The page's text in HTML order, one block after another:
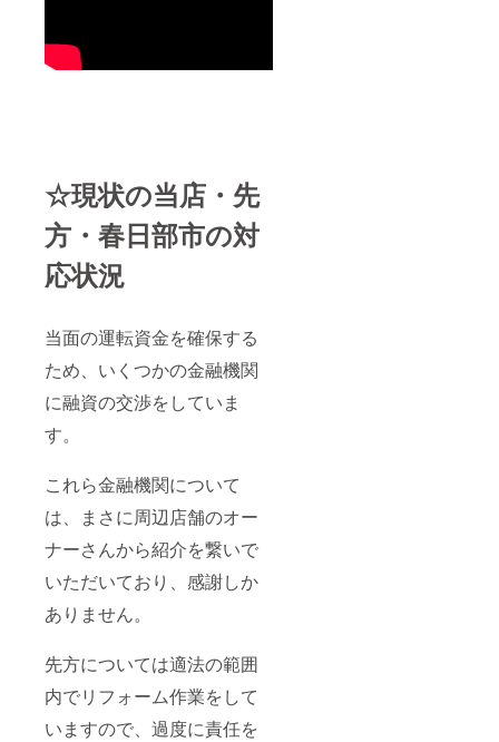
☆現状の当店・先
方・春日部市の対
応状況
当面の運転資金を確保する
ため、いくつかの金融機関
に融資の交渉をしていま
す。
これら金融機関について
は、まさに周辺店舗のオー
ナーさんから紹介を繋いで
いただいており、感謝しか
ありません。
先方については適法の範囲
内でリフォーム作業をして
いますので、過度に責任を